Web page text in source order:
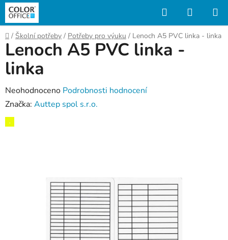
Přejít
obsah
Hledat
KOŠÍK
Domů
/ Školní potřeby / Potřeby pro výuku / Lenoch A5 PVC linka - linka
Lenoch A5 PVC linka -
linka
Průměrné
hodnocení
produktu
Neohodnoceno Podrobnosti hodnocení
Značka: Auttep spol s.r.o.
,